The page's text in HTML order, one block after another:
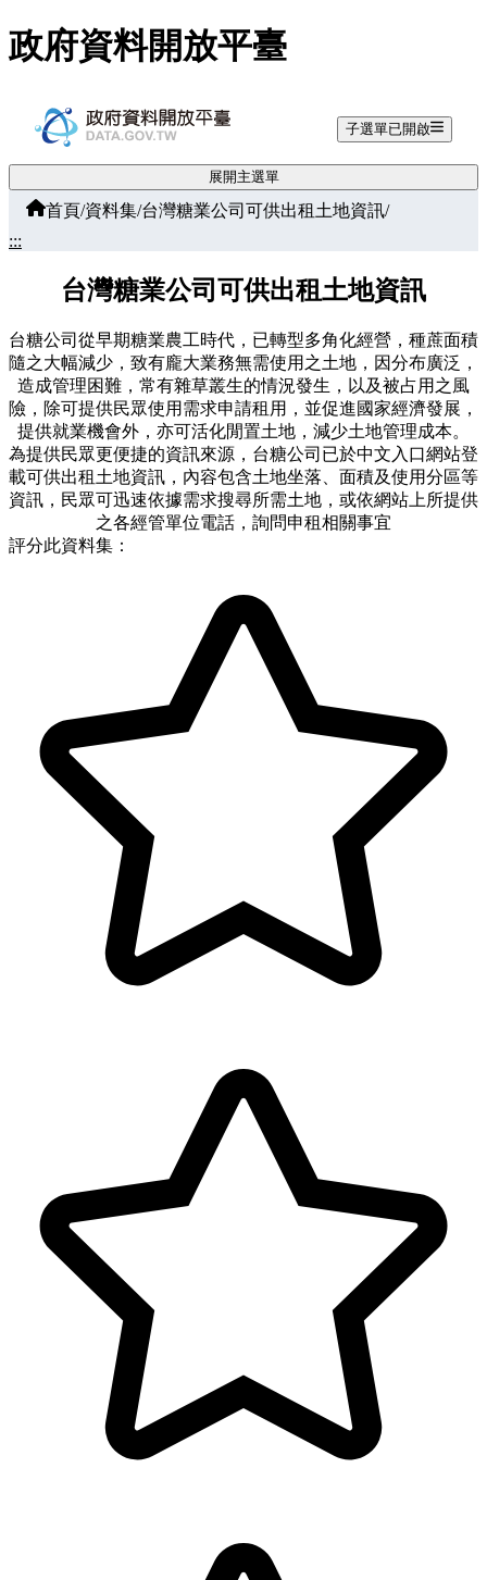
跳至主要內容
政府資料開放平臺
子選單已開啟
展開主選單
首頁/資料集/台灣糖業公司可供出租土地資訊/
:::
台灣糖業公司可供出租土地資訊
台糖公司從早期糖業農工時代，已轉型多角化經營，種蔗面積
隨之大幅減少，致有龐大業務無需使用之土地，因分布廣泛，
造成管理困難，常有雜草叢生的情況發生，以及被占用之風
險，除可提供民眾使用需求申請租用，並促進國家經濟發展，
提供就業機會外，亦可活化閒置土地，減少土地管理成本。
為提供民眾更便捷的資訊來源，台糖公司已於中文入口網站登
載可供出租土地資訊，內容包含土地坐落、面積及使用分區等
資訊，民眾可迅速依據需求搜尋所需土地，或依網站上所提供
之各經管單位電話，詢問申租相關事宜
評分此資料集：